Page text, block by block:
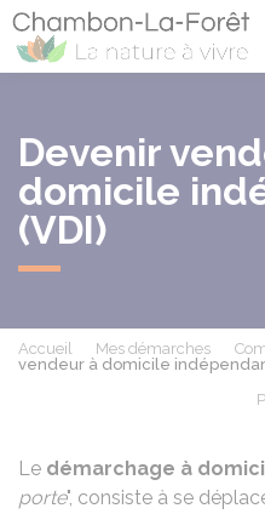
Devenir
domicile
(VDI)
Accueil Mes démarches
vendeur à domicile
Le démarchage à
porte", consiste à se